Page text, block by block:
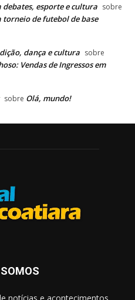
esporte e cultura sobre
torneio de futebol de base
dança e cultura sobre
Vendas de Ingressos em
sobre Olá, mundo!